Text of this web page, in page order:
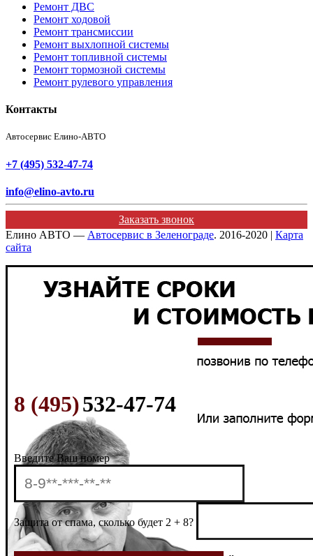
Ремонт ДВС
Ремонт ходовой
Ремонт трансмиссии
Ремонт выхлопной системы
Ремонт топливной системы
Ремонт тормозной системы
Ремонт рулевого управления
Контакты
Автосервис Елино-АВТО
+7 (495) 532-47-74
info@elino-avto.ru
Заказать звонок
Елино АВТО — Автосервис в Зеленограде. 2016-2020 | Карта
сайта
8 (495)532-47-74
Введите Ваш номер
Защита от спама, сколько будет 2 + 8?